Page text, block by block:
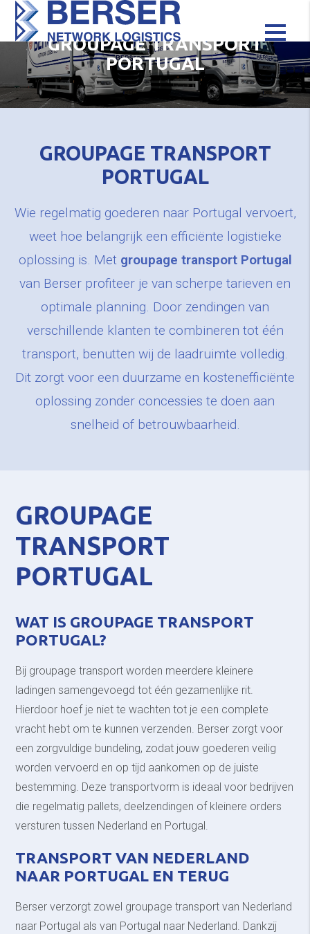
GROUPAGE TRANSPORT
PORTUGAL
GROUPAGE TRANSPORT
PORTUGAL
Wie regelmatig goederen naar Portugal vervoert,
weet hoe belangrijk een efficiënte logistieke
oplossing is. Met groupage transport Portugal
van Berser profiteer je van scherpe tarieven en
optimale planning. Door zendingen van
verschillende klanten te combineren tot één
transport, benutten wij de laadruimte volledig.
Dit zorgt voor een duurzame en kostenefficiënte
oplossing zonder concessies te doen aan
snelheid of betrouwbaarheid.
GROUPAGE
TRANSPORT
PORTUGAL
WAT IS GROUPAGE TRANSPORT
PORTUGAL?
Bij groupage transport worden meerdere kleinere
ladingen samengevoegd tot één gezamenlijke rit.
Hierdoor hoef je niet te wachten tot je een complete
vracht hebt om te kunnen verzenden. Berser zorgt voor
een zorgvuldige bundeling, zodat jouw goederen veilig
worden vervoerd en op tijd aankomen op de juiste
bestemming. Deze transportvorm is ideaal voor bedrijven
die regelmatig pallets, deelzendingen of kleinere orders
versturen tussen Nederland en Portugal.
TRANSPORT VAN NEDERLAND
NAAR PORTUGAL EN TERUG
Berser verzorgt zowel groupage transport van Nederland
naar Portugal als van Portugal naar Nederland. Dankzij